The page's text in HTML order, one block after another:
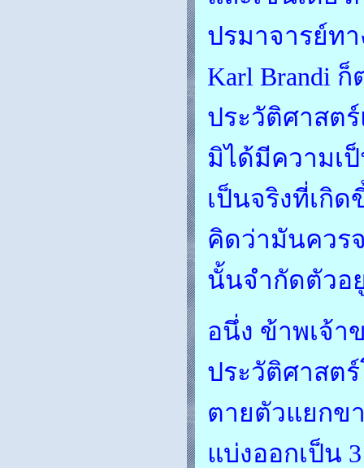
ปรมาจารย์ท
Karl Brandi
ประวัติศาสต
มิได้มีความเ
เป็นจริงที่เกิ
คิดว่ามันควร
นั้นจำกัดตัวอ
อนึ่ง ข้าพเจ้า
ประวัติศาสต
ตายตัวแยกข
แบ่งออกเป็น